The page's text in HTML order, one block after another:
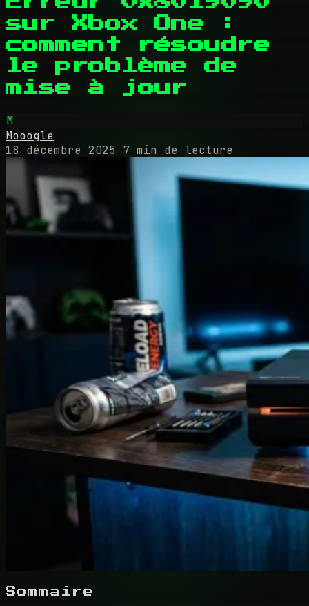
sur Xbox One :
comment résoudre
le problème de
mise à jour
M
Mooogle
18 décembre 2025
7 min de lecture
Sommaire